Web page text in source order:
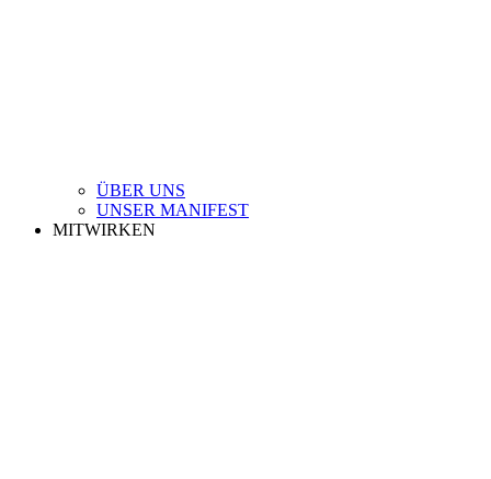
ÜBER UNS
UNSER MANIFEST
MITWIRKEN